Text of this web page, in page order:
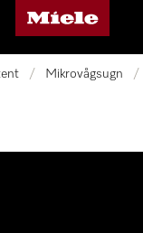
Mieles hemsida
/ Mikrovågsugn /